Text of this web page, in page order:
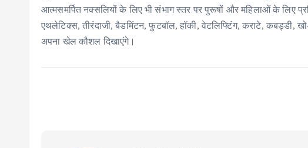
आत्मसमर्पित नक्सलियों के लिए भी संभाग स्तर पर पुरूषों और महिलाओं के लिए
एथलेटिक्स, तीरंदाजी, बैडमिंटन, फुटबॉल, हॉकी, वेटलिफ्टिंग, कराटे, कबड्डी,
अपना खेल कौशल दिखाएंगे।